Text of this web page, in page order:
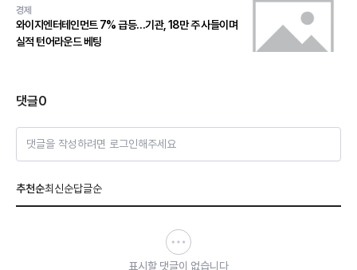
경제
와이지엔터테인먼트 7% 급등…기관, 18만 주 사들이며
실적 턴어라운드 베팅
댓글0
댓글을 작성하려면 로그인해주세요
추천순최신순답글순
표시할 댓글이 없습니다